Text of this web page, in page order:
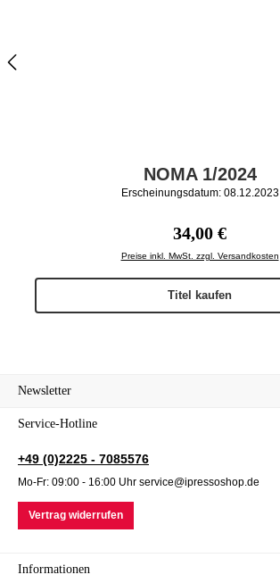
NOMA 1/2024
Erscheinungsdatum: 08.12.2023
Regulärer Preis:
34,00 €
Preise inkl. MwSt. zzgl. Versandkosten
Titel kaufen
Newsletter
Service-Hotline
+49 (0)2225 - 7085576
Mo-Fr: 09:00 - 16:00 Uhr service@ipressoshop.de
Vertrag widerrufen
Informationen